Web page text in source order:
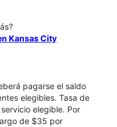
Kansas City
pagarse el saldo
elegibles. Tasa de
elegible. Por
de $35 por